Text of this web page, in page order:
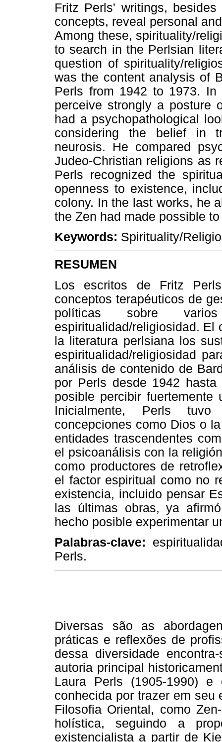
Fritz Perls' writings,
concepts, reveal personal
Among these, spirituality/
to search in the Perlsian
question of spirituality/
was the content analysis of
Perls from 1942 to 1973.
perceive strongly a posture
had a psychopathological
considering the belief in
neurosis. He compared
Judeo-Christian religions as
Perls recognized the
openness to existence,
colony. In the last works, he
the Zen had made possible
Keywords: Spirituality/
RESUMEN
Los escritos de Fritz
conceptos terapéuticos de
políticas sobre
espiritualidad/religiosidad. El
la literatura perlsiana los
espiritualidad/religiosidad
análisis de contenido de
por Perls desde 1942
posible percibir fuertemente
Inicialmente, Perls
concepciones como Dios o
entidades trascendentes
el psicoanálisis con la
como productores de
el factor espiritual como no
existencia, incluido pensar
las últimas obras, ya
hecho posible experimentar
Palabras-clave:
Perls.
Diversas são as
práticas e reflexões de
dessa diversidade
autoria principal
Laura Perls (1905-1990) e
conhecida por trazer em
Filosofia Oriental, como
holística, seguindo a
existencialista a partir de